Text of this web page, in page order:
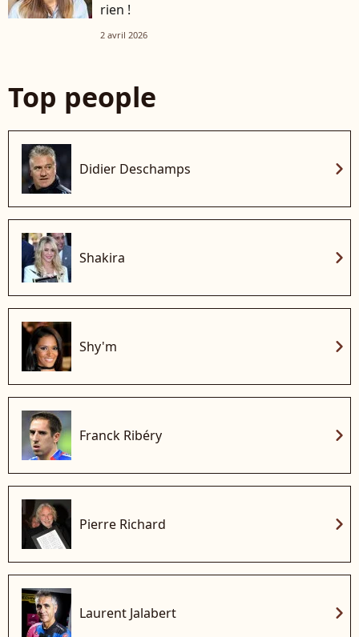
rien !
2 avril 2026
Top people
Didier Deschamps chevron_right
Shakira chevron_right
Shy'm chevron_right
Franck Ribéry chevron_right
Pierre Richard chevron_right
Laurent Jalabert chevron_right